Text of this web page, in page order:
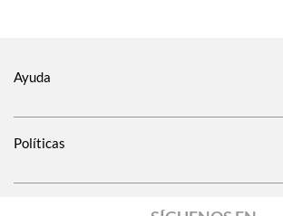
Ayuda
Políticas